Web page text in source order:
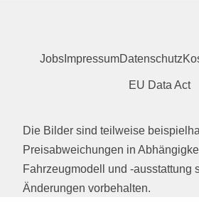
JobsImpressumDatenschutz
EU Data Act
Die Bilder sind teilweise
Preisabweichungen in
Fahrzeugmodell und -ausstattung
Änderungen vorbehalten.